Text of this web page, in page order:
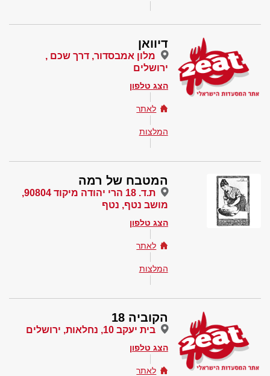
דיוואן
מלון אמבסדור, דרך שכם ,
ירושלים
הצג טלפון
לאתר
המלצות
המטבח של רמה
ת.ד. 18 הרי יהודה מיקוד 90804,
מושב נטף, נטף
הצג טלפון
לאתר
המלצות
הקוביה 18
בית יעקב 10, נחלאות, ירושלים
הצג טלפון
לאתר